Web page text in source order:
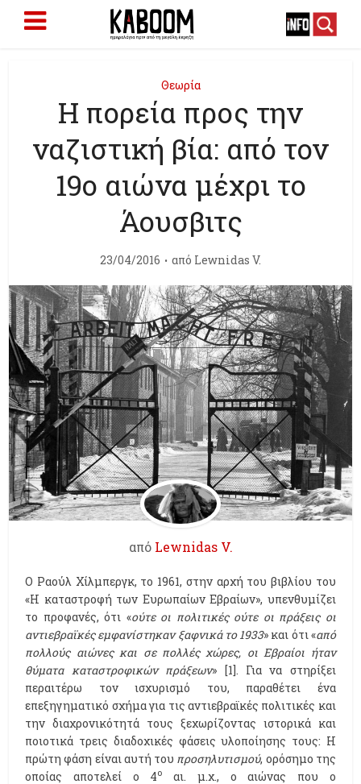
Θεωρία
Η πορεία προς την
ναζιστική βία: από τον
19ο αιώνα μέχρι το
Άουσβιτς
23/04/2016 από Lewnidas V.
από Lewnidas V.
Ο Ραούλ Χίλμπεργκ, το 1961, στην αρχή του βιβλίου του
«Η καταστροφή των Ευρωπαίων Εβραίων», υπενθυμίζει
το προφανές, ότι «ούτε οι πολιτικές ούτε οι πράξεις οι
αντιεβραϊκές εμφανίστηκαν ξαφνικά το 1933» και ότι «από
πολλούς αιώνες και σε πολλές χώρες, οι Εβραίοι ήταν
θύματα καταστροφικών πράξεων» [1]. Για να στηρίξει
περαιτέρω τον ισχυρισμό του, παραθέτει ένα
επεξηγηματικό σχήμα για τις αντιεβραϊκές πολιτικές και
την διαχρονικότητά τους ξεχωρίζοντας ιστορικά και
ποιοτικά τρεις διαδοχικές φάσεις υλοποίησης τους: Η
πρώτη φάση είναι αυτή του προσηλυτισμού, ορόσημο της
οποίας αποτελεί ο 4ο
αι. μ.χ., ο αιώνας που ο